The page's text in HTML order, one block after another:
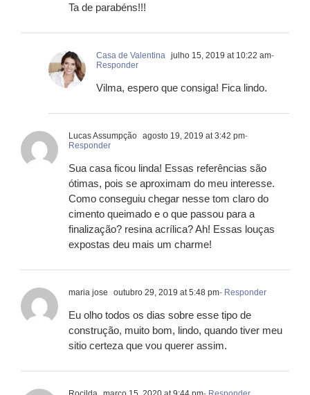
Ta de parabéns!!!
Casa de Valentina julho 15, 2019 at 10:22 am-
Responder
Vilma, espero que consiga! Fica lindo.
Lucas Assumpção agosto 19, 2019 at 3:42 pm-
Responder
Sua casa ficou linda! Essas referências são
ótimas, pois se aproximam do meu interesse.
Como conseguiu chegar nesse tom claro do
cimento queimado e o que passou para a
finalização? resina acrílica? Ah! Essas louças
expostas deu mais um charme!
maria jose outubro 29, 2019 at 5:48 pm- Responder
Eu olho todos os dias sobre esse tipo de
construção, muito bom, lindo, quando tiver meu
sitio certeza que vou querer assim.